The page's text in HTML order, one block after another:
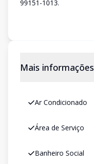
99151-1013.
Mais informações
Ar Condicionado
Área de Serviço
Banheiro Social